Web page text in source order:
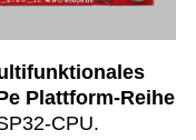
Plattform-Reihe
CPU.